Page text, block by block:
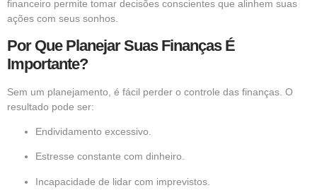
financeiro permite tomar decisões conscientes que alinhem suas
ações com seus sonhos.
Por Que Planejar Suas Finanças É
Importante?
Sem um planejamento, é fácil perder o controle das finanças. O
resultado pode ser:
Endividamento excessivo.
Estresse constante com dinheiro.
Incapacidade de lidar com imprevistos.